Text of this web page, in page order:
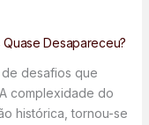
Quase Desapareceu?
desafios que
complexidade do
histórica, tornou-se